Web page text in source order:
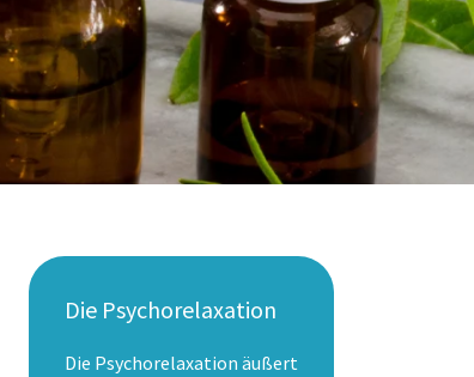
Die Psychorelaxation
Die Psychorelaxation äußert